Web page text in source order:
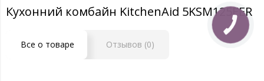
Кухонний комбайн KitchenAid 5KSM125EER
Все о товаре Отзывов (0)
КНОПКА
СВЯЗИ